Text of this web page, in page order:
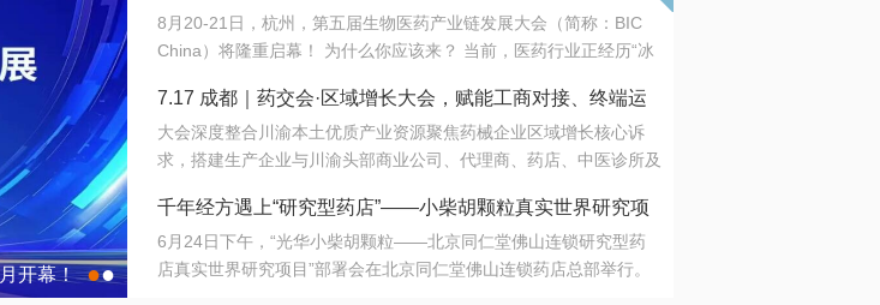
开幕！ 7.17 成都｜药交会·区域增长大会，赋能工商对接、终端运营
●●
会8月开幕！
8月20-21日，杭州，第五届生物医药产业链发展大会（简称：BIC
China）将隆重启幕！ 为什么你应该来？ 当前，医药行业正经历“冰
法正重新定义研发效率；另一端是创新药“最后一公里”的支付与入院
难题，呼唤更成熟的产业生态。 同质化“内卷”已无出路，全产业链协
同与出海能力建设才是破局关键。 本届大会以 “重构生态，定义未
算力突围；从中药创新、复杂药物制剂、CGT、多肽与小核酸的技
术攻坚，到CDMO的柔性智造。 我们致力于打破壁垒，让“实验
室”与“生产线”、“研发端”与“支付端”深度对话，更让监管、产业、资
7.17 成都｜药交会·区域增长大会，赋能工商对接、终端运
营
大会深度整合川渝本土优质产业资源聚焦药械企业区域增长核心诉
求，搭建生产企业与川渝头部商业公司、代理商、药店、中医诊所及
域增量份额夯实西南市场战略布局
千年经方遇上“研究型药店”——小柴胡颗粒真实世界研究项
目在北京同仁堂佛山连锁启动
6月24日下午，“光华小柴胡颗粒——北京同仁堂佛山连锁研究型药
店真实世界研究项目”部署会在北京同仁堂佛山连锁药店总部举行。